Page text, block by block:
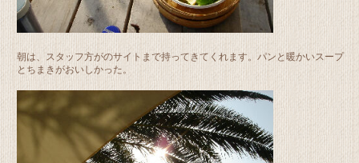
朝は、スタッフ方がのサイトまで持ってきてくれます。パンと暖かいスープ
とちまきがおいしかった。